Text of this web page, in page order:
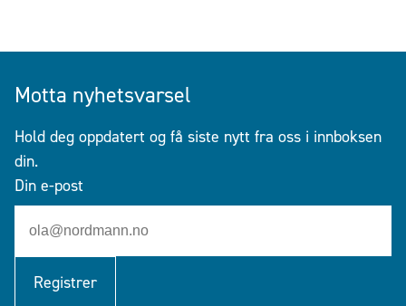
Motta nyhetsvarsel
Hold deg oppdatert og få siste nytt fra oss i innboksen
din.
Din e-post
Registrer